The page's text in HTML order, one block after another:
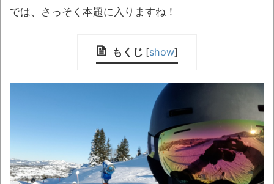
では、さっそく本題に入りますね！
もくじ [show]